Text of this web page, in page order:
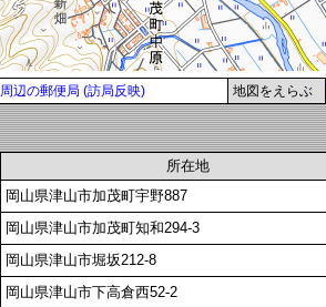
周辺の郵便局 (訪局反映) 地図をえらぶ
所在地
岡山県津山市加茂町宇野887
岡山県津山市加茂町知和294-3
岡山県津山市堀坂212-8
岡山県津山市下高倉西52-2